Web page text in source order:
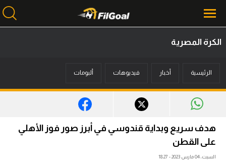
أخبار
ميركاتو
فانتازي في الجول
الكرة المصرية
الرئيسية أخبار فيديوهات ألبومات
هدف سريع وبداية قندوسي في أبرز صور فوز الأهلي
على القطن
السبت، 04 مارس 2023 - 18:27